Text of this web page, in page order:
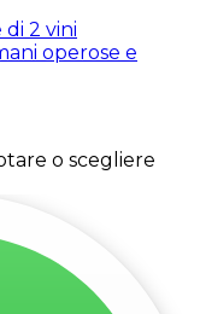
2 vini
operose e
o scegliere